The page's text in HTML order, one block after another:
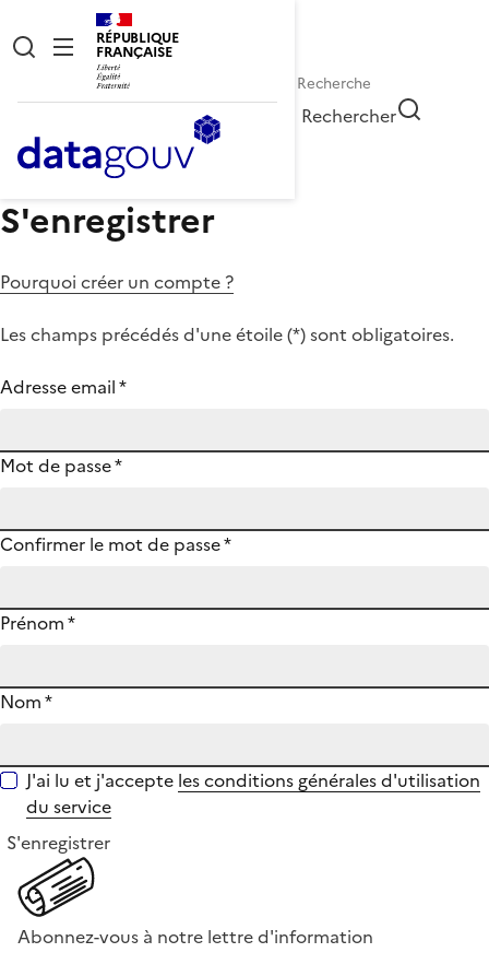
RÉPUBLIQUE
FRANÇAISE
Rechercher
S'enregistrer
Pourquoi créer un compte ?
Les champs précédés d'une étoile (*) sont obligatoires.
Adresse email*
Mot de passe*
Confirmer le mot de passe*
Prénom*
Nom*
J'ai lu et j'accepte les conditions générales d'utilisation
du service
S'enregistrer
Abonnez-vous à notre lettre d'information